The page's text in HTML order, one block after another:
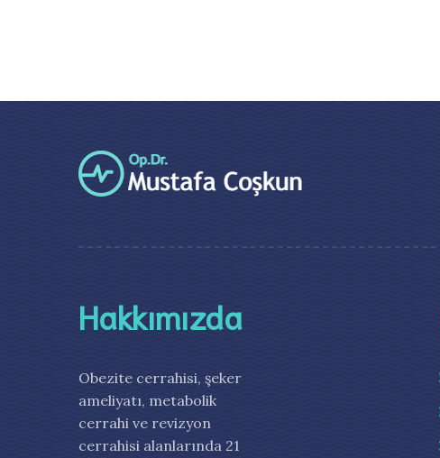
Hakkımızda
Obezite cerrahisi, şeker
ameliyatı, metabolik
cerrahi ve revizyon
cerrahisi alanlarında 21